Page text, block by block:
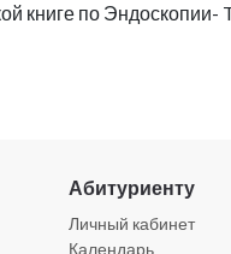
книге по Эндоскопии-
Абитуриенту
Личный кабинет
Календарь